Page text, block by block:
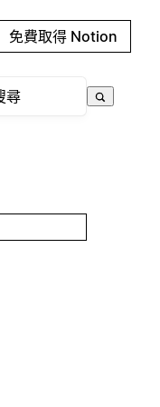
免費取得 Notion